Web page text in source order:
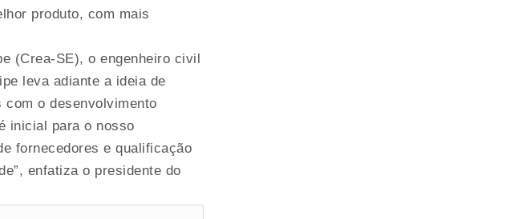
produto, com mais
(Crea-SE), o engenheiro civil
leva adiante a ideia de
com o desenvolvimento
inicial para o nosso
fornecedores e qualificação
enfatiza o presidente do